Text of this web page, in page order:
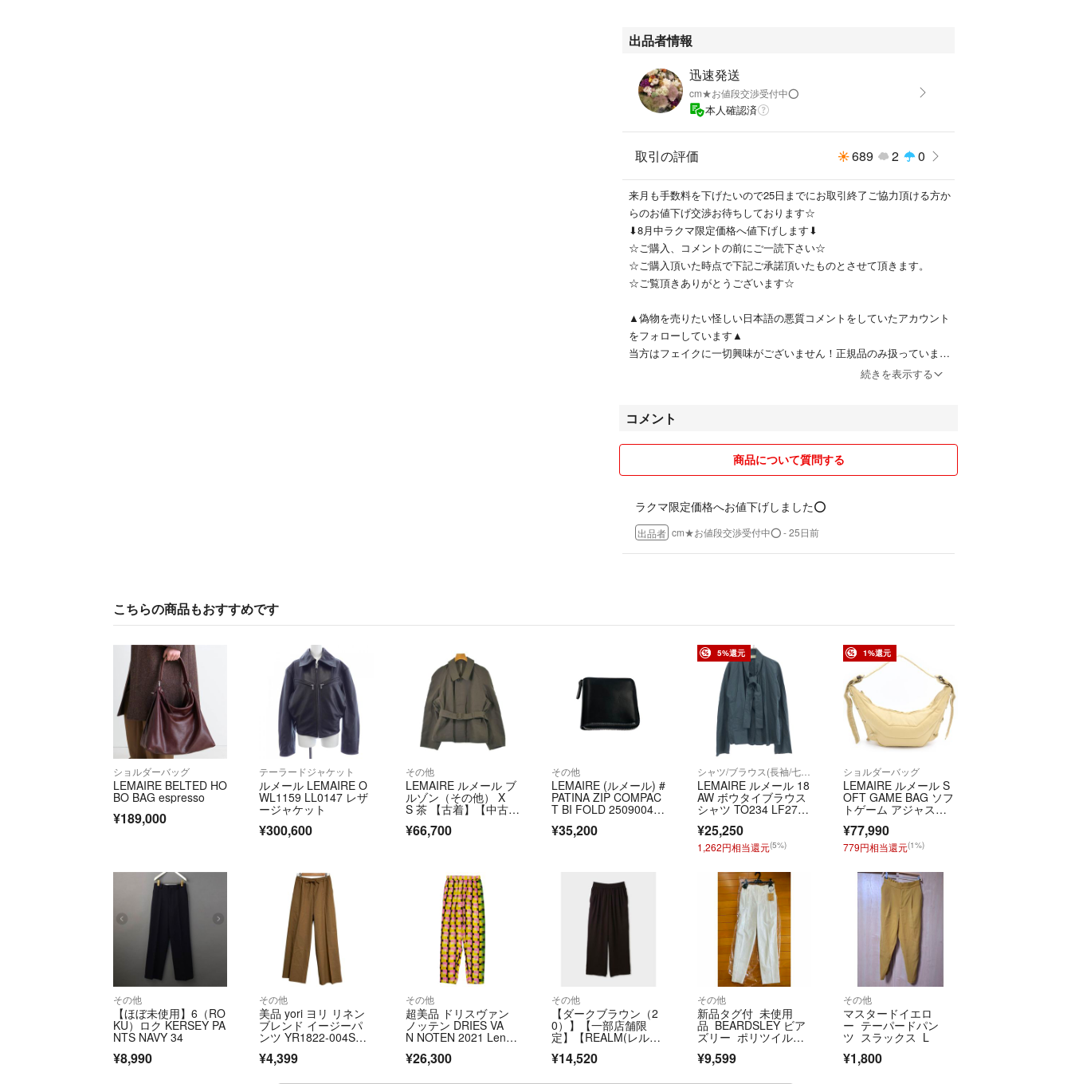
出品者情報
迅速発送
cm‪★お値段交渉受付中⭕️
本人確認済
取引の評価 689 2 0
来月も手数料を下げたいので25日までにお取引終了ご協力頂ける方か
らのお値下げ交渉お待ちしております☆
⬇8月中ラクマ限定価格へ値下げします⬇
☆ご購入、コメントの前にご一読下さい☆
☆ご購入頂いた時点で下記ご承諾頂いたものとさせて頂きます。
☆ご覧頂きありがとうございます☆
▲偽物を売りたい怪しい日本語の悪質コメントをしていたアカウント
をフォローしています▲
当方はフェイクに一切興味がございません！正規品のみ扱っています
ので正規品かどうかの質問にはお答えしませんし、お疑いになる方と
別のサイトでは 2000 の良い評価を頂いています☆
1件コメント無しの普通がありますがご購入者様が初めての取引だっ
た為良いをつけるべきところ操作を間違えたとの事でした！
☆お値下げ交渉お受けします。
(出品から日が浅いもの、低額の物等出来ないものも有りますが、常識
はしていますが見落としもあるかもしれません。神経質な方は購入を
お控えいただくか、納得行くまでのご質問をお願いします。たたみシ
ワ等含め古着にご理解頂ける方のみお取引をお願い致します。
着荷後の返品はすり替え詐欺、保証返金目的詐欺等のリスクがある為
☆おまとめ買い同梱可能なもの は最低でも送料分程度お安くします
(特別割引き可能なものもあります)☆専用をお作りしますので購入前
にご相談ください(^^)購入手続きされてからのおまとめお値引はでき
△コメントよりも提示額で申請頂いた方を優先致します☆
△定価、購入先、着用回数の記載がないものは覚えていない物とお考
え下さい。故にコメント頂いてもお答えできません。どうしても気に
なるという方は購入をお控え下さい。
△着画、出品者の体型に関する質問(身長体重スリーサイズ等)はお答
えしません。サイズ感は本文中に実寸を記載していますのでご参考に
されて下さい。
続きを表示する
コメント
商品について質問する
ラクマ限定価格へお値下げしました⭕
出品者 cm‪★お値段交渉受付中⭕️- 25日前
こちらの商品もおすすめです
ショルダーバッグ
LEMAIRE BELTED HO
BO BAG espresso
¥189,000
テーラードジャケット
ルメール LEMAIRE O
WL1159 LL0147 レザ
ージャケット
¥300,600
その他
LEMAIRE ルメール ブ
ルゾン（その他） X
S 茶 【古着】【中古】
¥66,700
その他
LEMAIRE (ルメール) #
PATINA ZIP COMPAC
T BI FOLD 25090043
ック ー
¥35,200
5%還元
シャツ/ブラウス(長袖/七分)
LEMAIRE ルメール 18
AW ボウタイブラウス
シャツ TO234 LF27
¥25,250
1,262円相当還元(5%)
1%還元
ショルダーバッグ
LEMAIRE ルメール S
OFT GAME BAG ソフ
トゲーム アジャスタ
ッグ アイボリー BG29
3 LF1330
¥77,990
779円相当還元(1%)
その他
【ほぼ未使用】6（RO
KU）ロク KERSEY PA
NTS NAVY 34
¥8,990
その他
美品 yori ヨリ リネン
ブレンド イージーパ
ンツ YR1822-004S
ン レディース 古着 中
¥4,399
その他
超美品 ドリスヴァン
ノッテン DRIES VA
N NOTEN 2021 LenLy
ント 総柄 テーパー
¥26,300
その他
【ダークブラウン（2
0）】【一部店舗限
定】【REALM(レル
ム)】GATHERED PAN
TS|ギャザーパンツ
¥14,520
その他
新品タグ付 未使用
品 BEARDSLEY ビア
ズリー ポリツイルト
ラックパンツ
¥9,599
その他
マスタードイエロ
ー テーパードパン
ツ スラックス L
¥1,800